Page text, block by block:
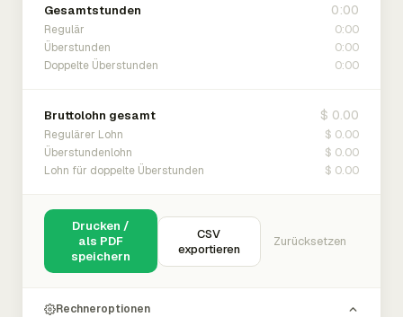
Gesamtstunden 0:00
Regulär 0:00
Überstunden 0:00
Doppelte Überstunden 0:00
Bruttolohn gesamt $ 0.00
Regulärer Lohn $ 0.00
Überstundenlohn $ 0.00
Lohn für doppelte Überstunden $ 0.00
Drucken /
als PDF
speichern
CSV
exportieren
Zurücksetzen
Rechneroptionen